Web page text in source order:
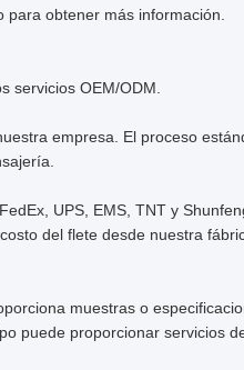
obtener más información.
servicios OEM/ODM.
empresa. El proceso
UPS, EMS, TNT y
del flete desde nuestra
muestras o
puede proporcionar servicios